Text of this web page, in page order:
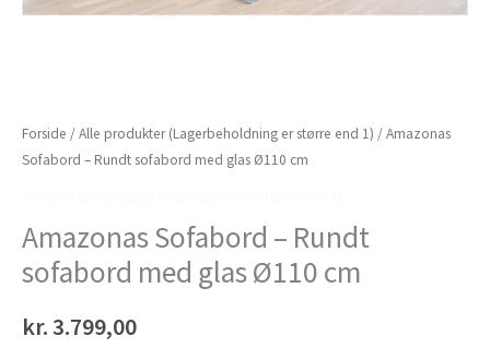
Forside /Alle produkter (Lagerbeholdning er større end 1) / Amazonas
Sofabord – Rundt sofabord med glas Ø110 cm
Amazonas Sofabord – Rundt
sofabord med glas Ø110 cm
kr. 3.799,00